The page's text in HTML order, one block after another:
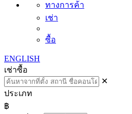
ทางการค้า
เช่า
ซื้อ
ENGLISH
เช่าซื้อ
✕
ประเภท
฿